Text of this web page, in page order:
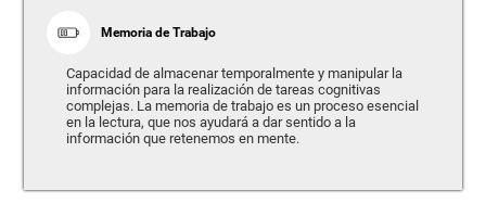
Memoria de Trabajo
Capacidad de almacenar temporalmente y manipular la
información para la realización de tareas cognitivas
complejas. La memoria de trabajo es un proceso esencial
en la lectura, que nos ayudará a dar sentido a la
información que retenemos en mente.